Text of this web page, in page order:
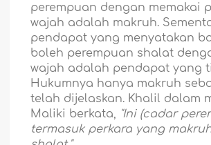
perempuan dengan memakai
wajah adalah makruh.
pendapat yang menyatakan
boleh perempuan shalat
wajah adalah pendapat yang
Hukumnya hanya makruh
telah dijelaskan. Khalil dalam
Maliki berkata, "Ini (cadar
termasuk perkara yang